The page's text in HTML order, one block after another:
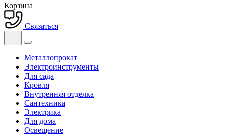
Корзина
Связаться
Металлопрокат
Электроинструменты
Для сада
Кровля
Внутренняя отделка
Сантехника
Электрика
Для дома
Освещение